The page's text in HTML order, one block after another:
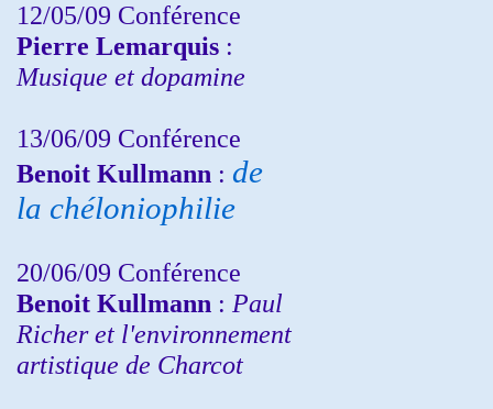
12/05/09 Conférence
Pierre Lemarquis :
Musique et dopamine
13/06/09 Conférence
Benoit Kullmann : de
la chéloniophilie
20/06/09 Conférence
Benoit Kullmann : Paul
Richer et l'environnement
artistique de Charcot